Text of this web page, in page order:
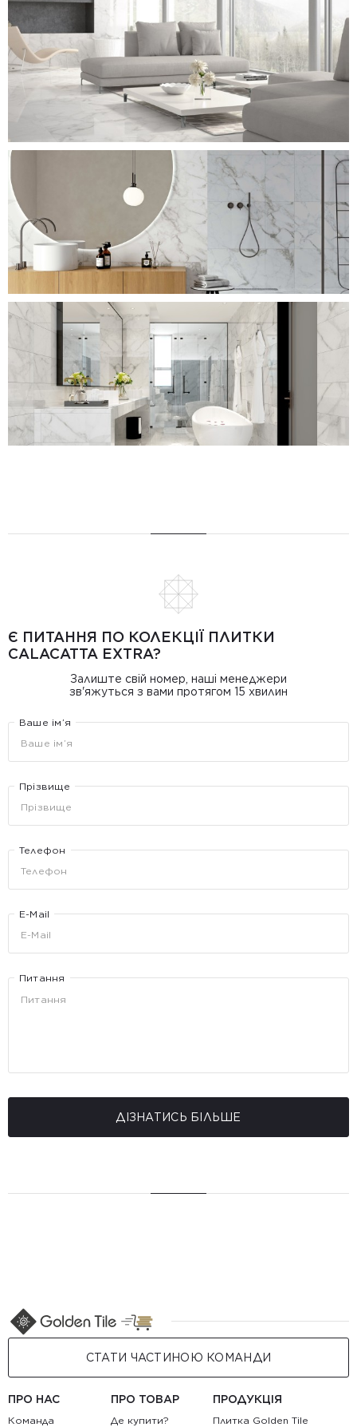
Є ПИТАННЯ ПО КОЛЕКЦІЇ ПЛИТКИ
CALACATTA EXTRA?
Залиште свій номер, наші менеджери
зв'яжуться з вами протягом 15 хвилин
Ваше ім’я
Прізвище
Телефон
E-Mail
Питання
ДІЗНАТИСЬ БІЛЬШЕ
СТАТИ ЧАСТИНОЮ КОМАНДИ
ПРО НАС
Команда
ПРО ТОВАР
Де купити?
ПРОДУКЦІЯ
Плитка Golden Tile